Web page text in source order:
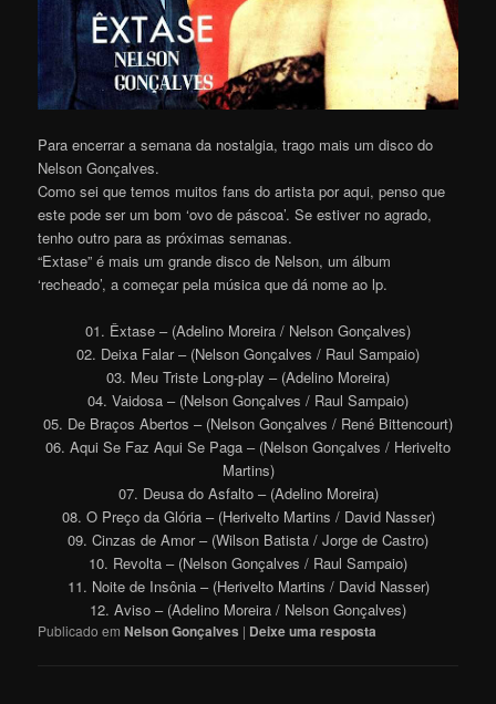
Para encerrar a semana da nostalgia, trago mais um disco do
Nelson Gonçalves.
Como sei que temos muitos fans do artista por aqui, penso que
este pode ser um bom ‘ovo de páscoa’. Se estiver no agrado,
tenho outro para as próximas semanas.
“Extase” é mais um grande disco de Nelson, um álbum
‘recheado’, a começar pela música que dá nome ao lp.
01. Êxtase – (Adelino Moreira / Nelson Gonçalves)
02. Deixa Falar – (Nelson Gonçalves / Raul Sampaio)
03. Meu Triste Long-play – (Adelino Moreira)
04. Vaidosa – (Nelson Gonçalves / Raul Sampaio)
05. De Braços Abertos – (Nelson Gonçalves / René Bittencourt)
06. Aqui Se Faz Aqui Se Paga – (Nelson Gonçalves / Herivelto
Martins)
07. Deusa do Asfalto – (Adelino Moreira)
08. O Preço da Glória – (Herivelto Martins / David Nasser)
09. Cinzas de Amor – (Wilson Batista / Jorge de Castro)
10. Revolta – (Nelson Gonçalves / Raul Sampaio)
11. Noite de Insônia – (Herivelto Martins / David Nasser)
12. Aviso – (Adelino Moreira / Nelson Gonçalves)
Publicado em Nelson Gonçalves | Deixe uma resposta